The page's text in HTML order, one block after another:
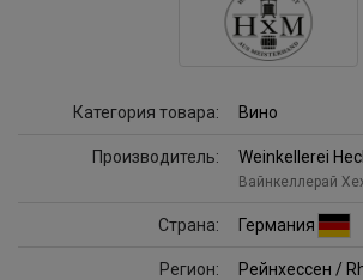
Категория товара: Вино
Производитель: Weinkellerei
Вайнкеллерай
Страна: Германия
Регион: Рейнхессен /